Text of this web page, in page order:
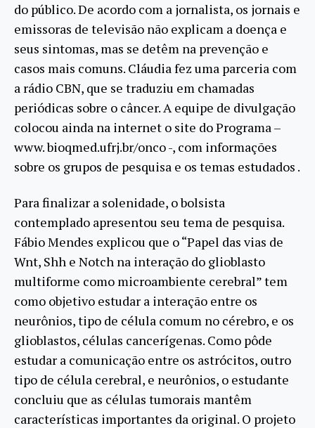
do público. De acordo com a jornalista, os jornais e
emissoras de televisão não explicam a doença e
seus sintomas, mas se detêm na prevenção e
casos mais comuns. Cláudia fez uma parceria com
a rádio CBN, que se traduziu em chamadas
periódicas sobre o câncer. A equipe de divulgação
colocou ainda na internet o site do Programa –
www. bioqmed.ufrj.br/onco -, com informações
sobre os grupos de pesquisa e os temas estudados .
Para finalizar a solenidade, o bolsista
contemplado apresentou seu tema de pesquisa.
Fábio Mendes explicou que o “Papel das vias de
Wnt, Shh e Notch na interação do glioblasto
multiforme como microambiente cerebral” tem
como objetivo estudar a interação entre os
neurônios, tipo de célula comum no cérebro, e os
glioblastos, células cancerígenas. Como pôde
estudar a comunicação entre os astrócitos, outro
tipo de célula cerebral, e neurônios, o estudante
concluiu que as células tumorais mantêm
características importantes da original. O projeto